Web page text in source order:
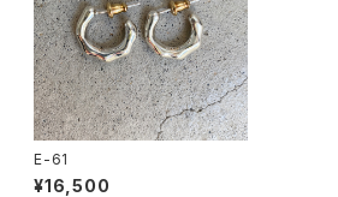
E-61
¥16,500